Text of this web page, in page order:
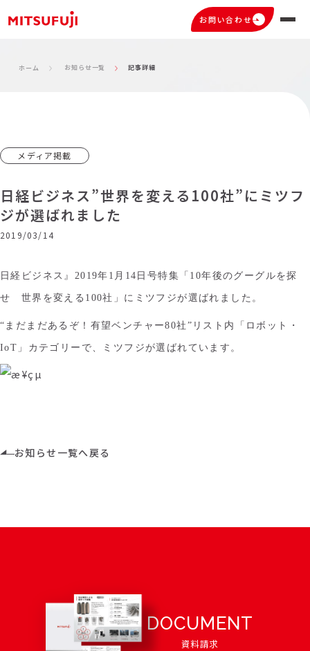
お問い合わせ
ホーム お知らせ一覧 記事詳細
メディア掲載
日経ビジネス”世界を変える100社”にミツフ
ジが選ばれました
2019/03/14
日経ビジネス』2019年1月14日号特集「10年後のグーグルを探
せ 世界を変える100社」にミツフジが選ばれまし た。
“まだまだあるぞ！有望ベンチャー80社”リスト内「ロボット・
IoT」カテゴリーで、ミツフジが選ばれています。
お知らせ一覧へ戻る
DOCUMENT
資料請求